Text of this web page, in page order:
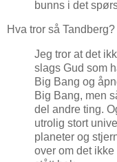
bunns i det
Hva tror så Tandberg?
Jeg tror at det
slags Gud som
Big Bang og
Big Bang, men
del andre ting.
utrolig stort
planeter og
over om det